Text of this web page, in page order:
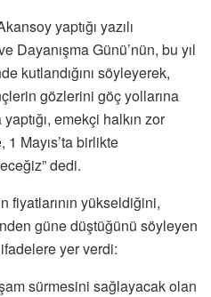
yaptığı yazılı
Dayanışma Günü’nün, bu yıl
kutlandığını söyleyerek,
gözlerini göç yollarına
emekçi halkın zor
Mayıs’ta birlikte
dedi.
fiyatlarının yükseldiğini,
güne düştüğünü söyleyen
yer verdi:
sürmesini sağlayacak olan